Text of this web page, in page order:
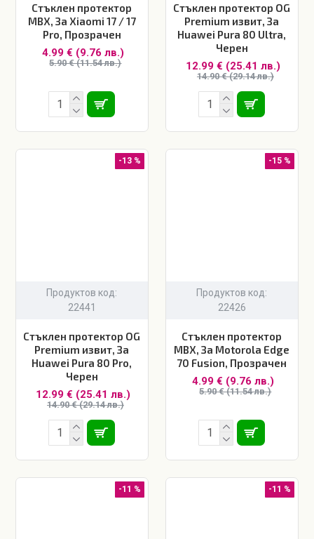
Стъклен протектор
MBX, За Xiaomi 17 / 17
Pro, Прозрачен
4.99 € (9.76 лв.)
5.90 € (11.54 лв.)
Стъклен протектор OG
Premium извит, За
Huawei Pura 80 Ultra,
Черен
12.99 € (25.41 лв.)
14.90 € (29.14 лв.)
-13 %
Продуктов код:
22441
Стъклен протектор OG
Premium извит, За
Huawei Pura 80 Pro,
Черен
12.99 € (25.41 лв.)
14.90 € (29.14 лв.)
-15 %
Продуктов код:
22426
Стъклен протектор
MBX, За Motorola Edge
70 Fusion, Прозрачен
4.99 € (9.76 лв.)
5.90 € (11.54 лв.)
-11 % -11 %